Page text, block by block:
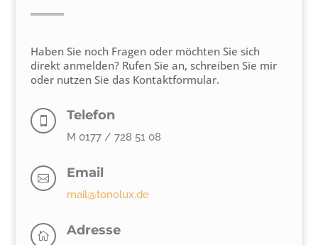
Haben Sie noch Fragen oder möchten Sie sich
direkt anmelden? Rufen Sie an, schreiben Sie mir
oder nutzen Sie das Kontaktformular.
 Telefon
M 0177 / 728 51 08
 Email
mail@tonolux.de
 Adresse